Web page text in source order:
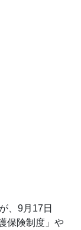
、9月17日
保険制度」や